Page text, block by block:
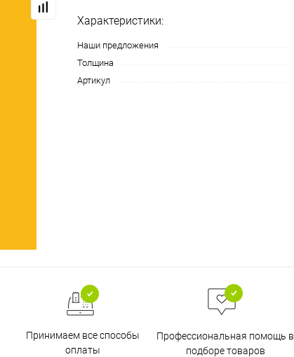
Характеристики:
Наши предложения
Толщина
Артикул
Принимаем все способы
оплаты
Профессиональная помощь в
подборе товаров